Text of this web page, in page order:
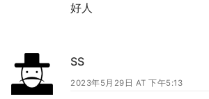
好人
SS
2023年5月29日 AT 下午5:13